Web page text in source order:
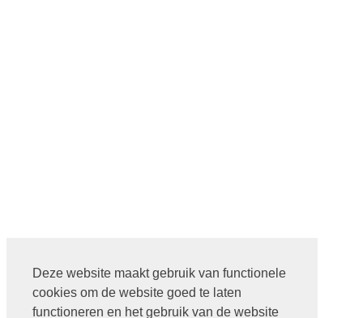
Deze website maakt gebruik van functionele
cookies om de website goed te laten
functioneren en het gebruik van de website